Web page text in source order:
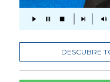
DESCUBRE